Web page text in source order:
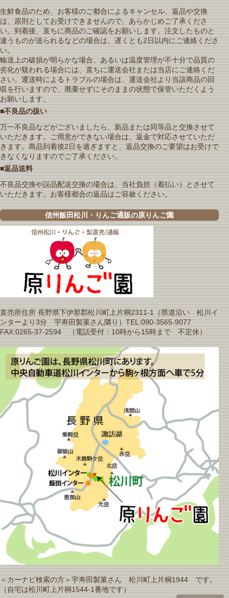
生鮮食品のため、お客様のご都合によるキャンセル、返品や交換
は、原則としてお受けできませんので、あらかじめご了承くださ
い。到着後、直ちに商品のご確認をお願いします。注文したものと
違うものが送られるなどの場合は、遅くとも2日以内にご連絡くださ
い。
輸送上の破損が明らかな場合、あるいは温度管理が不十分で品質の
劣化が疑われる場合には、直ちに運送会社または当店にご連絡くだ
さい。運送時によるトラブルの場合は、運送会社より当該商品の回
収を行いますので、廃棄せずにそのままの状態で保管いただくよう
お願いします。
■不良品の扱い
万一不良品などがございましたら、新品または同等品と交換させて
いただきます。ご用意ができない場合は、返金で対応させていただ
きます。商品到着後2日を過ぎますと、返品交換のご要望はお受けで
きなくなりますのでご了承ください。
■返品送料
不良品交換や誤品配送交換の場合は、当社負担（着払い）とさせて
いただきます。お客様都合の返品はご容赦ください。
信州飯田松川・りんご通販の原りんご園
直売所住所 長野県下伊那郡松川町上片桐2311-1（県道沿い 松川イ
ンターより3分 宇寿田製菓さん隣り）TEL:090-3565-9077
FAX:0265-37-2594 （電話受付：10時から15時まで 不定休）
＜カーナビ検索の方＞宇寿田製菓さん 松川町上片桐1944 です。
（自宅は松川町上片桐1544-1番地です）